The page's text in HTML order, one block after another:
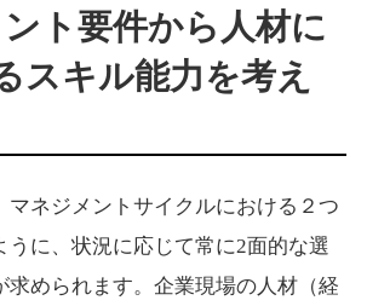
ト要件から人材に
スキル能力を考え
マネジメントサイクルにおける２つ
うに、状況に応じて常に2面的な選
求められます。企業現場の人材（経